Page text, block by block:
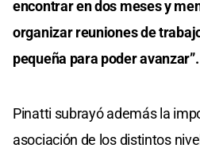
encontrar en dos meses y
organizar reuniones de
pequeña para poder avanzar”.
Pinatti subrayó además la
asociación de los distintos